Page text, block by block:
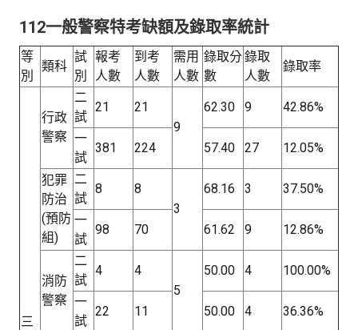
112一般警察特考缺額及錄取率統計
等
別
類科
試
別
報考
人數
到考
人數
需用
人數
錄取分
數
錄取
人數
錄取率
三
行政
警察
二
試
21
21
9
62.30 9 42.86%
一
試
381 224 57.40 27 12.05%
犯罪
防治
(預防
組)
二
試
8
8
3
68.16 3 37.50%
一
試
98 70 61.62 9 12.86%
消防
警察
二
試
4
4
5
50.00 4 100.00%
一
試
22 11 50.00 4 36.36%